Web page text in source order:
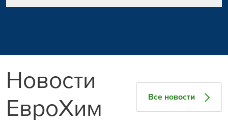
Новости
ЕвроХим
Все новости